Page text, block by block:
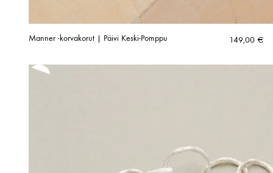
Manner -korvakorut | Päivi Keski-Pomppu 149,00 €